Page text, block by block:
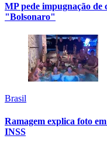
MP pede impugnação
"Bolsonaro"
Brasil
Ramagem explica foto
INSS